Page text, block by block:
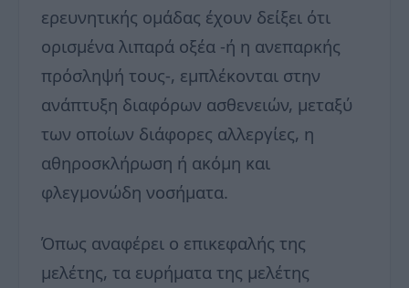
ερευνητικής ομάδας έχουν δείξει ότι
ορισμένα λιπαρά οξέα -ή η ανεπαρκής
πρόσληψή τους-, εμπλέκονται στην
ανάπτυξη διαφόρων ασθενειών, μεταξύ
των οποίων διάφορες αλλεργίες, η
αθηροσκλήρωση ή ακόμη και
φλεγμονώδη νοσήματα.
Όπως αναφέρει ο επικεφαλής της
μελέτης, τα ευρήματα της μελέτης